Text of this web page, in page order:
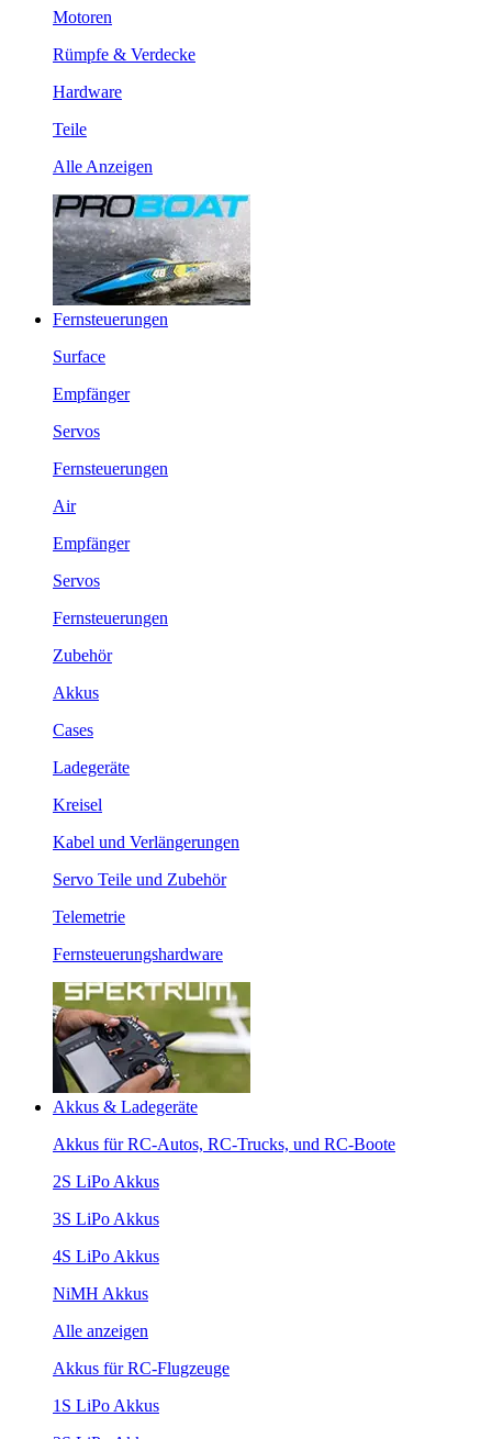
Motoren
Rümpfe & Verdecke
Hardware
Teile
Alle Anzeigen
Fernsteuerungen
Surface
Empfänger
Servos
Fernsteuerungen
Air
Empfänger
Servos
Fernsteuerungen
Zubehör
Akkus
Cases
Ladegeräte
Kreisel
Kabel und Verlängerungen
Servo Teile und Zubehör
Telemetrie
Fernsteuerungshardware
Akkus & Ladegeräte
Akkus für RC-Autos, RC-Trucks, und RC-Boote
2S LiPo Akkus
3S LiPo Akkus
4S LiPo Akkus
NiMH Akkus
Alle anzeigen
Akkus für RC-Flugzeuge
1S LiPo Akkus